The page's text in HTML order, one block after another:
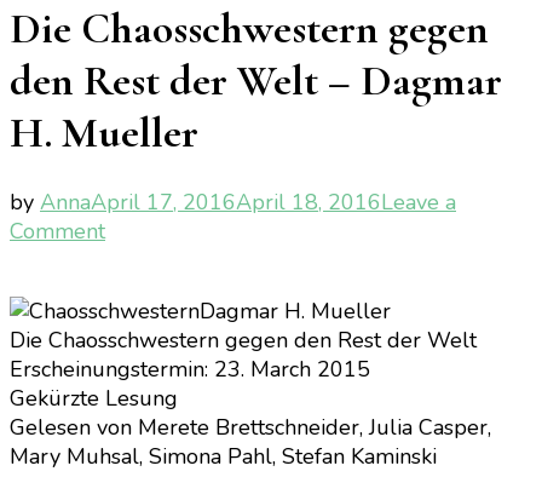
Die Chaosschwestern gegen
den Rest der Welt – Dagmar
H. Mueller
by AnnaApril 17, 2016April 18, 2016Leave a
Commenton
gegen
den
Rest
der
Welt
–
Dagmar H. Mueller
Die Chaosschwestern gegen den Rest der Welt
Erscheinungstermin: 23. March 2015
Gekürzte Lesung
Gelesen von Merete Brettschneider, Julia Casper,
Mary Muhsal, Simona Pahl, Stefan Kaminski